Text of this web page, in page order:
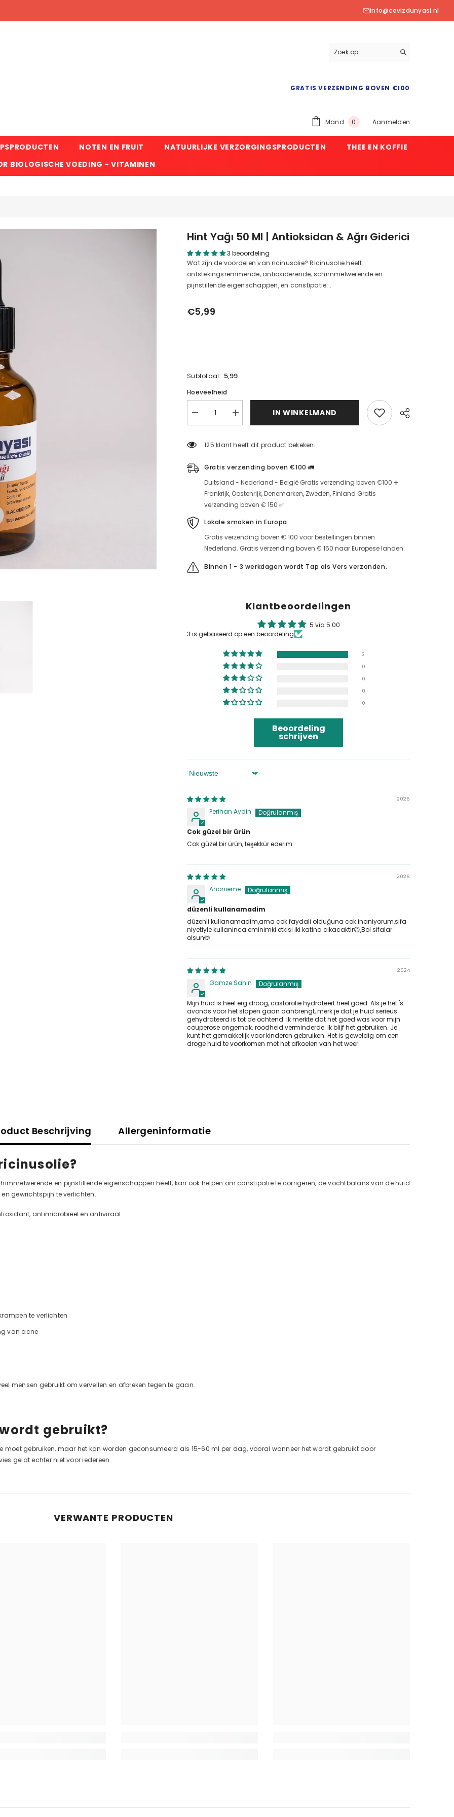
info@cevizdunyasi.nl
GRATIS VERZENDING BOVEN €100
Mand 0 0
Aanmelden
NOTEN EN FRUIT NATUURLIJKE VERZORGINGSPRODUCTEN
THEE EN KOFFIE
BIOLOGISCHE VOEDING - VITAMINEN
Hint Yağı 50 Ml | Antioksidan & Ağrı Giderici
3 beoordeling
Wat zijn de voordelen van ricinusolie? Ricinusolie heeft
ontstekingsremmende, antioxiderende, schimmelwerende en
pijnstillende eigenschappen, en constipatie...
€5,99
Subtotaal:: 5,99
Hoeveelheid
Yağı
|
&
Ağrı
için
miktarı
Hint
Yağı
|
Ağrı
için
miktarı
IN WINKELMAND
125 klant heeft dit product bekeken.
Gratis verzending boven €100 🚛
Duitsland - Nederland - België Gratis verzending boven €100 ➕
Frankrijk, Oostenrijk, Denemarken, Zweden, Finland Gratis
verzending boven € 150 ✅
Lokale smaken in Europa
Gratis verzending boven € 100 voor bestellingen binnen
Nederland. Gratis verzending boven € 150 naar Europese landen.
Binnen 1 - 3 werkdagen wordt Tap als Vers verzonden.
Klantbeoordelingen
5 via 5.00
3 is gebaseerd op een beoordeling
3
0
0
0
0
Beoordeling
schrijven
Sorteren Op
2026
Perihan Aydin
Cok güzel bir ürün
Cok güzel bir ürün, teşekkür ederim.
2026
Anonieme
düzenli kullanamadim
düzenli kullanamadim,ama cok faydali olduğuna cok inaniyorum,sifa
niyetiyle kullaninca eminimki etkisi iki katina cikacaktir😉,Bol sifalar
olsun🤲
2024
Gamze Sahin
Mijn huid is heel erg droog, castorolie hydrateert heel goed. Als je het 's
avonds voor het slapen gaan aanbrengt, merk je dat je huid serieus
gehydrateerd is tot de ochtend. Ik merkte dat het goed was voor mijn
couperose ongemak. roodheid verminderde. Ik blijf het gebruiken. Je
kunt het gemakkelijk voor kinderen gebruiken. Het is geweldig om een
droge huid te voorkomen met het afkoelen van het weer.
Beschrijving Allergeninformatie
en pijnstillende eigenschappen heeft, kan ook helpen om constipatie te corrigeren, de vochtbalans van de huid
gewrichtspijn te verlichten.
antimicrobieel en antiviraal:
te verlichten
van acne
mensen gebruikt om vervellen en afbreken tegen te gaan.
gebruikt?
moet gebruiken, maar het kan worden geconsumeerd als 15-60 ml per dag, vooral wanneer het wordt gebruikt door
geldt echter niet voor iedereen.
VERWANTE PRODUCTEN